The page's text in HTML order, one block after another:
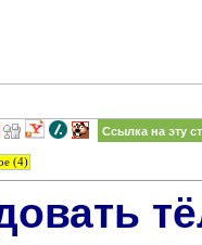
Ссылка на эту
(4)